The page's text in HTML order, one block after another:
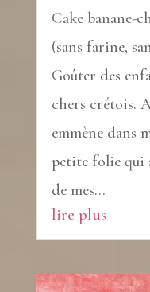
Cake banane-
(sans farine,
Goûter des
chers crétois.
emmène dans
petite folie qui
de mes...
lire plus